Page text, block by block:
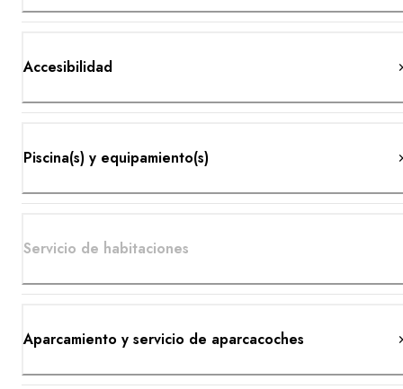
Accesibilidad
Piscina(s) y equipamiento(s)
Servicio de habitaciones
Aparcamiento y servicio de aparcacoches